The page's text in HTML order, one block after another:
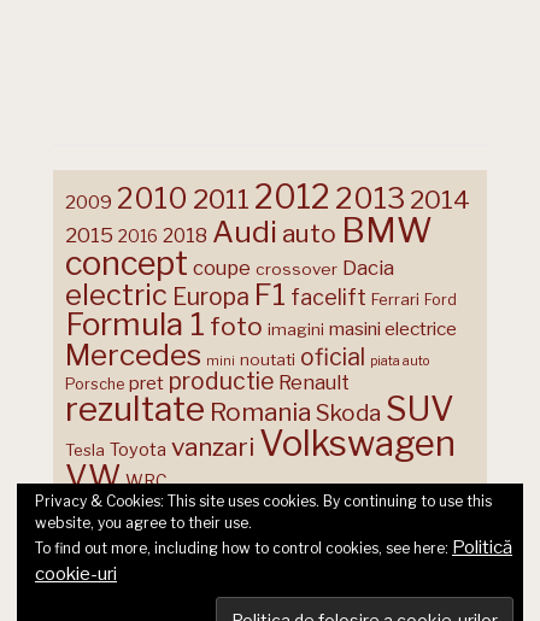
2009 2010 2011 2012 2013 2014
2015 2016 2018 Audi auto BMW
concept coupe crossover Dacia
electric Europa F1 facelift Ferrari Ford
Formula 1 foto imagini masini electrice
Mercedes mini noutati oficial piata auto
Porsche pret productie Renault
rezultate Romania Skoda SUV
Tesla Toyota vanzari Volkswagen
VW WRC
© 2026 Ecart Media SRL | made by Nina Cocea &infin
Privacy & Cookies: This site uses cookies. By continuing to use this
website, you agree to their use.
To find out more, including how to control cookies, see here: Politică
cookie-uri